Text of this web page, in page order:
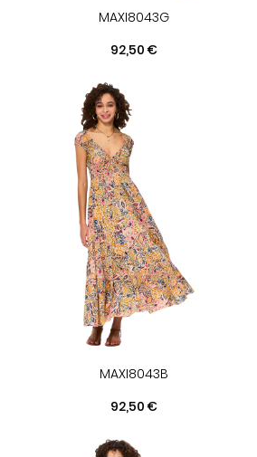
MAXI8043G
Prix
92,50 €
MAXI8043B
Prix
92,50 €